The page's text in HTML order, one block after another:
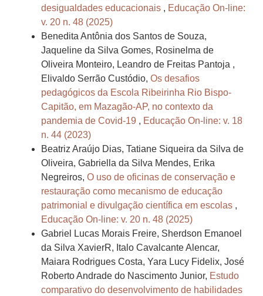
desigualdades educacionais , Educação On-line:
v. 20 n. 48 (2025)
Benedita Antônia dos Santos de Souza,
Jaqueline da Silva Gomes, Rosinelma de
Oliveira Monteiro, Leandro de Freitas Pantoja ,
Elivaldo Serrão Custódio, Os desafios
pedagógicos da Escola Ribeirinha Rio Bispo-
Capitão, em Mazagão-AP, no contexto da
pandemia de Covid-19 , Educação On-line: v. 18
n. 44 (2023)
Beatriz Araújo Dias, Tatiane Siqueira da Silva de
Oliveira, Gabriella da Silva Mendes, Erika
Negreiros, O uso de oficinas de conservação e
restauração como mecanismo de educação
patrimonial e divulgação científica em escolas ,
Educação On-line: v. 20 n. 48 (2025)
Gabriel Lucas Morais Freire, Sherdson Emanoel
da Silva XavierR, Italo Cavalcante Alencar,
Maiara Rodrigues Costa, Yara Lucy Fidelix, José
Roberto Andrade do Nascimento Junior, Estudo
comparativo do desenvolvimento de habilidades